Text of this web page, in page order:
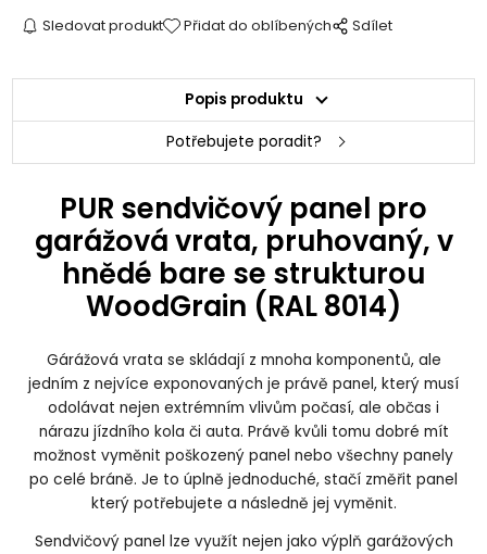
Sledovat produkt Přidat do oblíbených Sdílet
Popis produktu
Potřebujete poradit?
PUR sendvičový panel pro
garážová vrata, pruhovaný, v
hnědé bare se strukturou
WoodGrain (RAL 8014)
Gárážová vrata se skládají z mnoha komponentů, ale
jedním z nejvíce exponovaných je právě panel, který musí
odolávat nejen extrémním vlivům počasí, ale občas i
nárazu jízdního kola či auta. Právě kvůli tomu dobré mít
možnost vyměnit poškozený panel nebo všechny panely
po celé bráně. Je to úplně jednoduché, stačí změřit panel
který potřebujete a následně jej vyměnit.
Sendvičový panel lze využít nejen jako výplň garážových